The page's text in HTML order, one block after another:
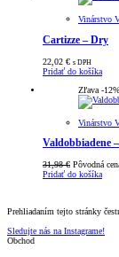
Vinárstvo
Cartizze – Dry
22,02 € s DPH
Pridať do košíka
Zľava -12%
Vinárstvo
Valdobbiadene
31,98€ Pôvodná
Pridať do košíka
Prehliadaním tejto stránky
Sledujte nás na Instagrame!
Obchod